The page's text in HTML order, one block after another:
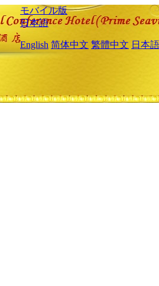
モバイル版
日本語
English 简体中文 繁體中文 日本語